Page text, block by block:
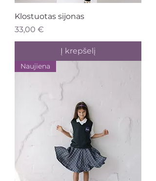
Klostuotas sijonas
Kaina
33,00 €
Į krepšelį
Naujiena